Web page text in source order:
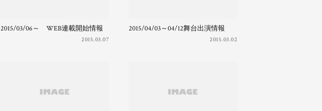
2015/03/06～ WEB連載開始情報
2015.03.07
2015/04/03～04/12舞台出演情報
2015.03.02